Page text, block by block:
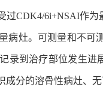
CDK4/6i+NSAI作为
病灶。可测量和不可
录到治疗部位发生
分的溶骨性病灶、